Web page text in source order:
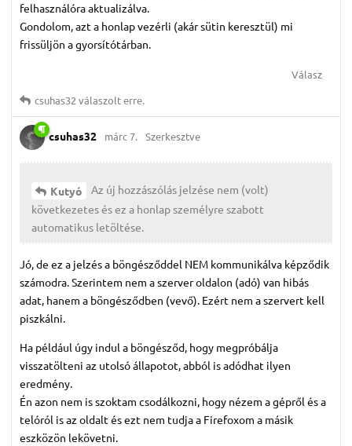
felhasználóra aktualizálva.
Gondolom, azt a honlap vezérli (akár sütin keresztül) mi
frissüljön a gyorsítótárban.
Válasz
csuhas32 válaszolt erre.
csuhas32 márc 7. Szerkesztve
Kutyó
Az új hozzászólás jelzése nem (volt)
következetes és ez a honlap személyre szabott
automatikus letöltése.
Jó, de ez a jelzés a böngésződdel NEM kommunikálva képződik
számodra. Szerintem nem a szerver oldalon (adó) van hibás
adat, hanem a böngésződben (vevő). Ezért nem a szervert kell
piszkálni.
Ha például úgy indul a böngésződ, hogy megpróbálja
visszatölteni az utolsó állapotot, abból is adódhat ilyen
eredmény.
Én azon nem is szoktam csodálkozni, hogy nézem a gépről és a
telóról is az oldalt és ezt nem tudja a Firefoxom a másik
eszközön lekövetni.